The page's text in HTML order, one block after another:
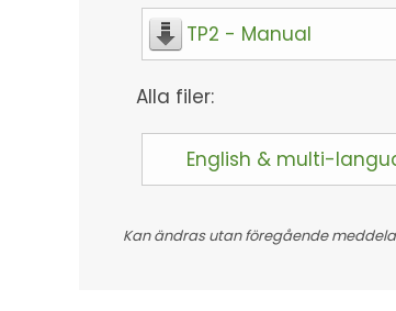
TP2 - Manual
Alla filer:
English & multi-
Kan ändras utan föregående